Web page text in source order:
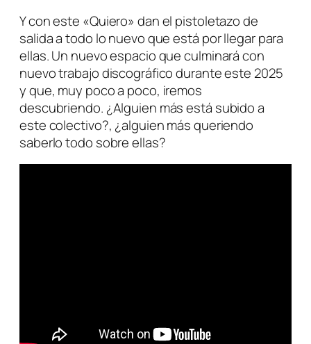
Y con este «Quiero» dan el pistoletazo de
salida a todo lo nuevo que está por llegar para
ellas. Un nuevo espacio que culminará con
nuevo trabajo discográfico durante este 2025
y que, muy poco a poco, iremos
descubriendo. ¿Alguien más está subido a
este colectivo?, ¿alguien más queriendo
saberlo todo sobre ellas?